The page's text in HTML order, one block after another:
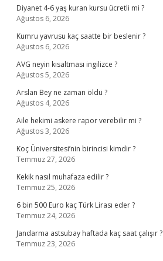
Diyanet 4-6 yaş kuran kursu ücretli mi ?
Ağustos 6, 2026
Kumru yavrusu kaç saatte bir beslenir ?
Ağustos 6, 2026
AVG neyin kısaltması ingilizce ?
Ağustos 5, 2026
Arslan Bey ne zaman öldü ?
Ağustos 4, 2026
Aile hekimi askere rapor verebilir mi ?
Ağustos 3, 2026
Koç Üniversitesi’nin birincisi kimdir ?
Temmuz 27, 2026
Kekik nasıl muhafaza edilir ?
Temmuz 25, 2026
6 bin 500 Euro kaç Türk Lirası eder ?
Temmuz 24, 2026
Jandarma astsubay haftada kaç saat çalışır ?
Temmuz 23, 2026